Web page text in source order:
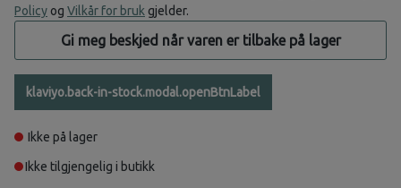
Policy og Vilkår for bruk gjelder.
Gi meg beskjed når varen er tilbake på lager
klaviyo.back-in-stock.modal.openBtnLabel
Ikke på lager
Ikke tilgjengelig i butikk